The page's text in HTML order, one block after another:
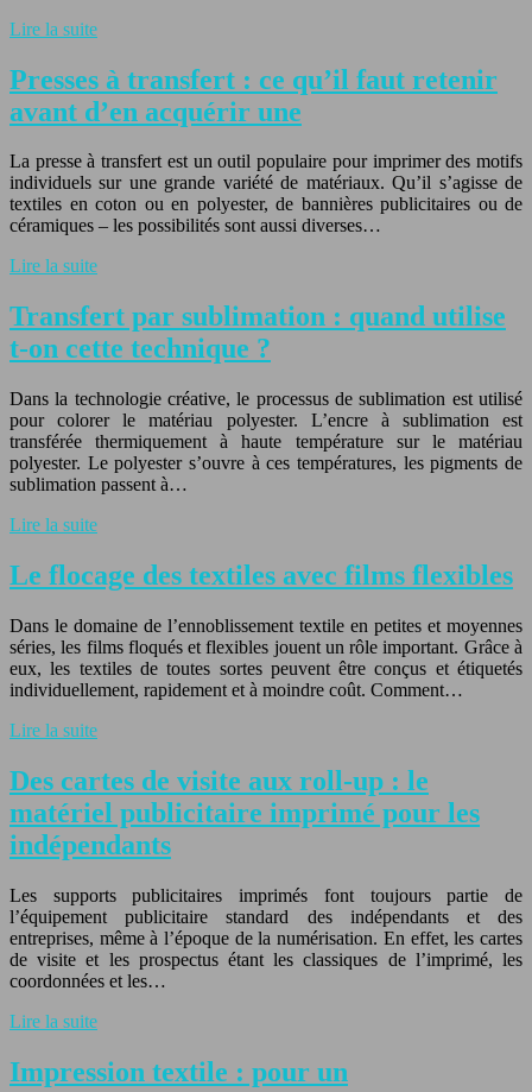
Lire la suite
Presses à transfert : ce qu’il faut retenir
avant d’en acquérir une
La presse à transfert est un outil populaire pour imprimer des motifs
individuels sur une grande variété de matériaux. Qu’il s’agisse de
textiles en coton ou en polyester, de bannières publicitaires ou de
céramiques – les possibilités sont aussi diverses…
Lire la suite
Transfert par sublimation : quand utilise
t-on cette technique ?
Dans la technologie créative, le processus de sublimation est utilisé
pour colorer le matériau polyester. L’encre à sublimation est
transférée thermiquement à haute température sur le matériau
polyester. Le polyester s’ouvre à ces températures, les pigments de
sublimation passent à…
Lire la suite
Le flocage des textiles avec films flexibles
Dans le domaine de l’ennoblissement textile en petites et moyennes
séries, les films floqués et flexibles jouent un rôle important. Grâce à
eux, les textiles de toutes sortes peuvent être conçus et étiquetés
individuellement, rapidement et à moindre coût. Comment…
Lire la suite
Des cartes de visite aux roll-up : le
matériel publicitaire imprimé pour les
indépendants
Les supports publicitaires imprimés font toujours partie de
l’équipement publicitaire standard des indépendants et des
entreprises, même à l’époque de la numérisation. En effet, les cartes
de visite et les prospectus étant les classiques de l’imprimé, les
coordonnées et les…
Lire la suite
Impression textile : pour un